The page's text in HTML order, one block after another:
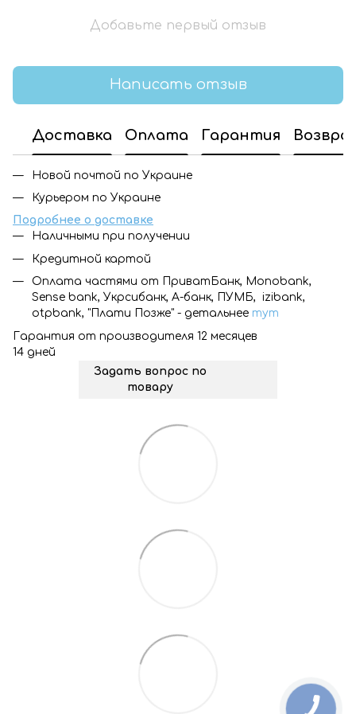
Добавьте первый отзыв
Написать отзыв
Доставка Оплата Гарантия
Новой почтой по Украине
Курьером по Украине
Подробнее о доставке
Наличными при получении
Кредитной картой
Оплата частями от ПриватБанк, Monobank,
Sense bank, Укрсибанк, А-банк, ПУМБ, izibank,
otpbank, "Плати Позже" - детальнее тут
Гарантия от производителя 12 месяцев
14 дней
Задать вопрос по
товару